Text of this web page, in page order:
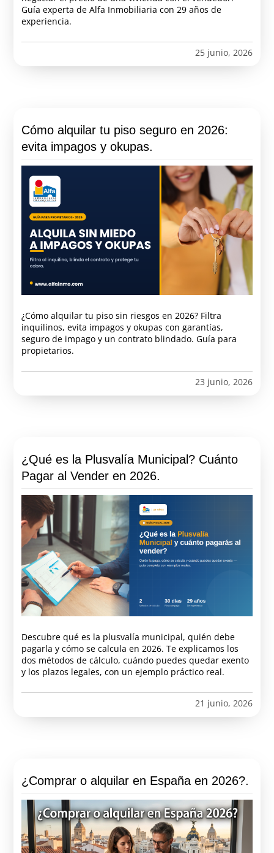
Guía experta de Alfa Inmobiliaria con 29 años de
experiencia.
25 junio, 2026
Cómo alquilar tu piso seguro en 2026:
evita impagos y okupas.
¿Cómo alquilar tu piso sin riesgos en 2026? Filtra
inquilinos, evita impagos y okupas con garantías,
seguro de impago y un contrato blindado. Guía para
propietarios.
23 junio, 2026
¿Qué es la Plusvalía Municipal? Cuánto
Pagar al Vender en 2026.
Descubre qué es la plusvalía municipal, quién debe
pagarla y cómo se calcula en 2026. Te explicamos los
dos métodos de cálculo, cuándo puedes quedar exento
y los plazos legales, con un ejemplo práctico real.
21 junio, 2026
¿Comprar o alquilar en España en 2026?.